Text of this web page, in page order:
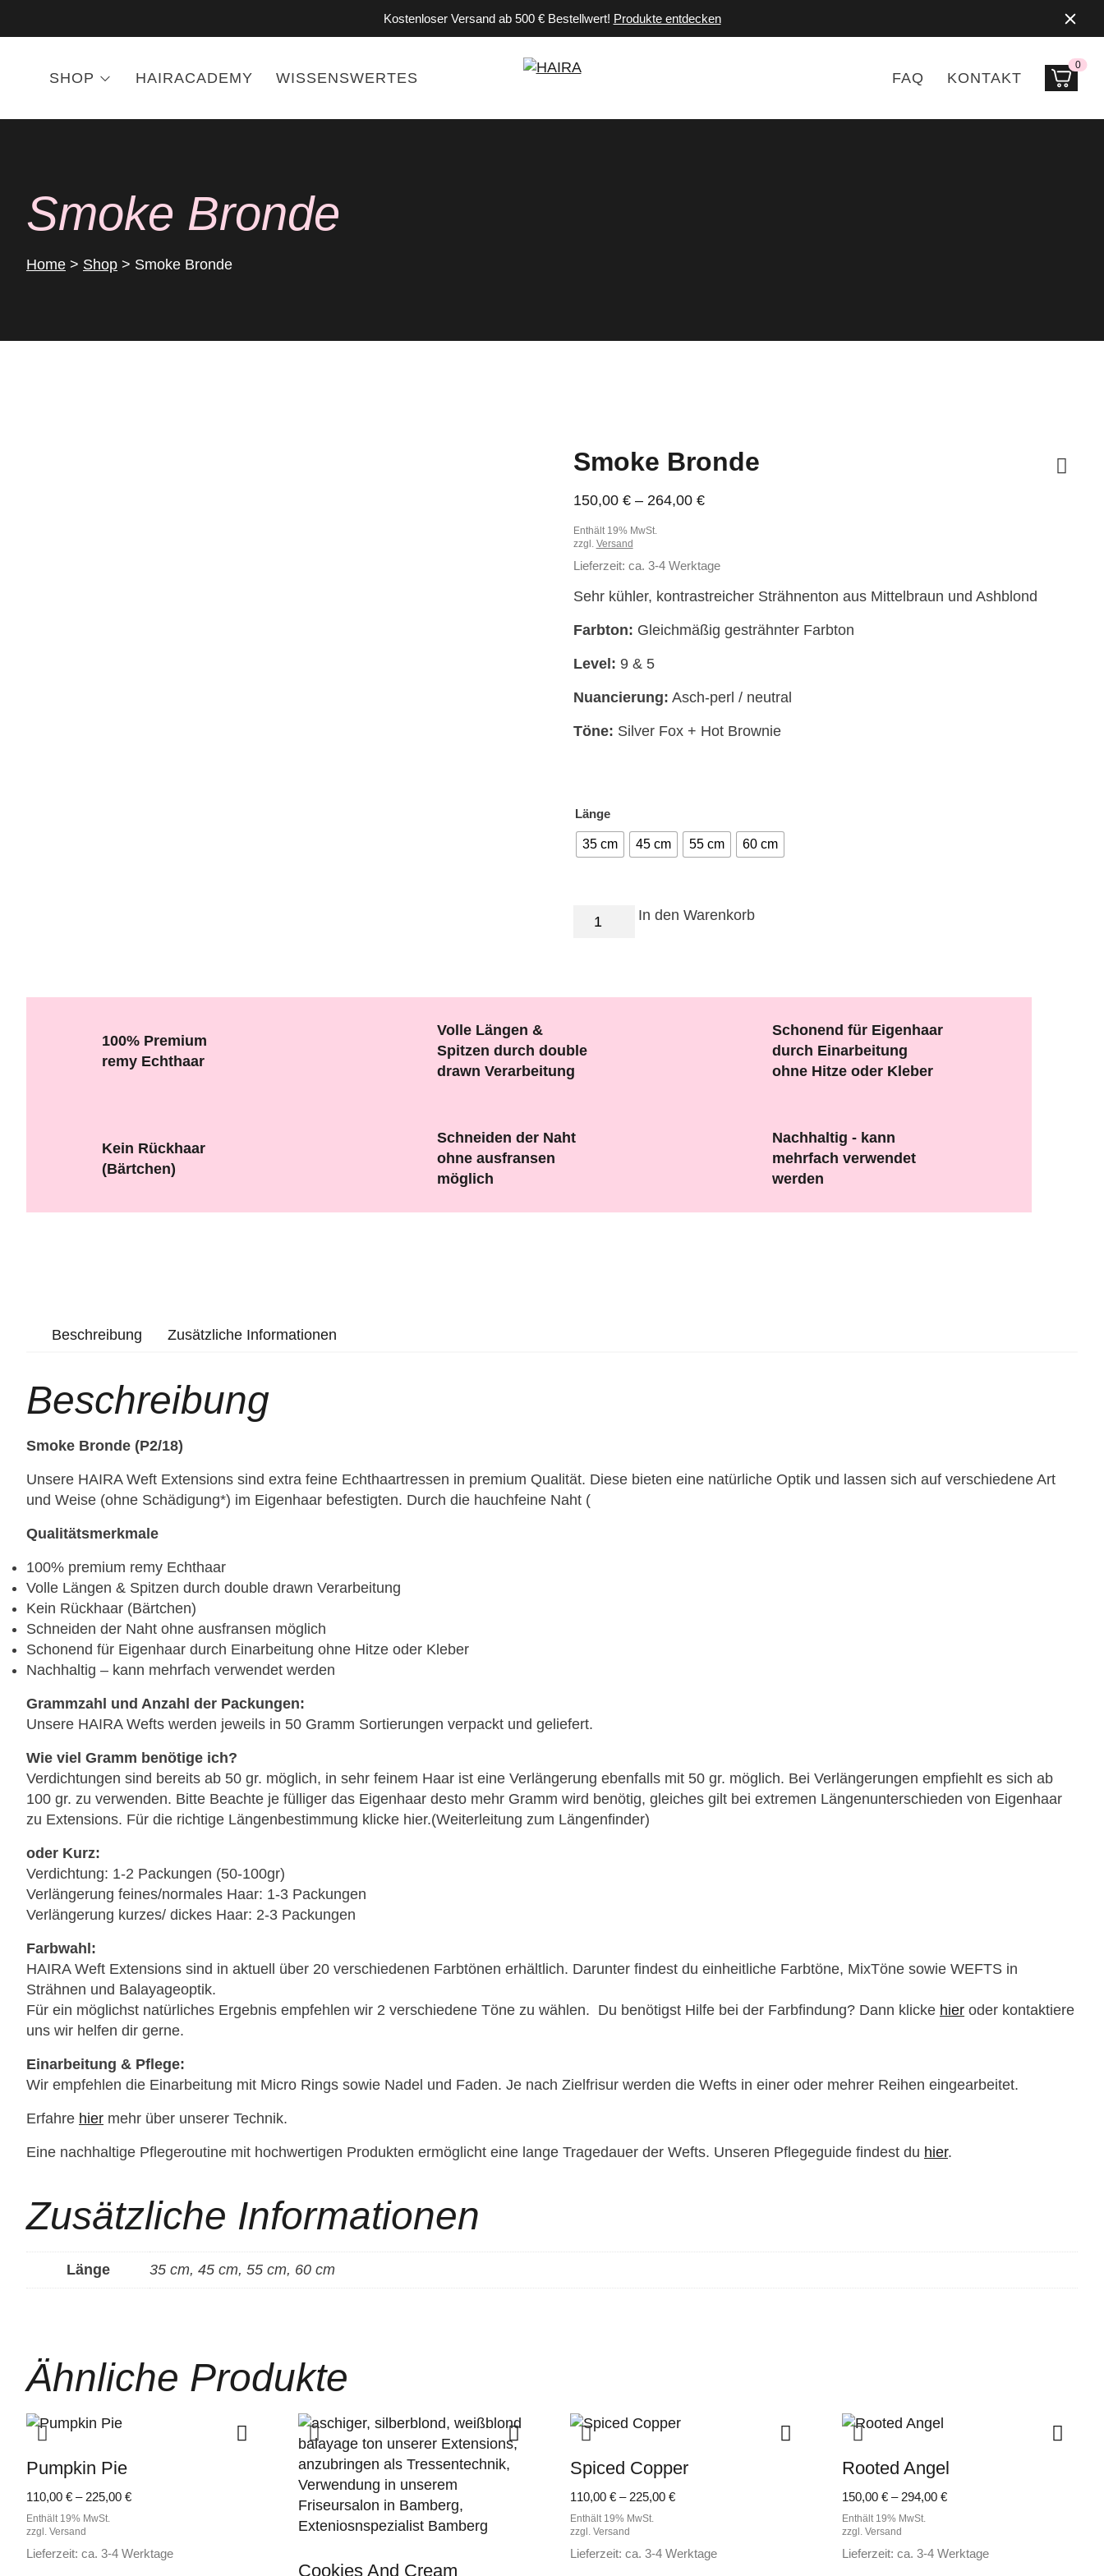
Kostenloser Versand ab 500 € Bestellwert! Produkte entdecken
SHOP HAIRACADEMY WISSENSWERTES FAQ KONTAKT
0
Smoke Bronde
Home > Shop > Smoke Bronde
Smoke Bronde
150,00 € – 264,00 €Preisspanne:
264,00 €
Enthält 19% MwSt.
zzgl. Versand
Lieferzeit: ca. 3-4 Werktage
Sehr kühler, kontrastreicher Strähnenton aus Mittelbraun und Ashblond
Farbton: Gleichmäßig gesträhnter Farbton
Level: 9 & 5
Nuancierung: Asch-perl / neutral
Töne: Silver Fox + Hot Brownie
Länge
35 cm 45 cm 55 cm 60 cm
Bronde
In den Warenkorb
100% Premium
remy Echthaar
Volle Längen &
Spitzen durch double
drawn Verarbeitung
Schonend für Eigenhaar
durch Einarbeitung
ohne Hitze oder Kleber
Kein Rückhaar
(Bärtchen)
Schneiden der Naht
ohne ausfransen
möglich
Nachhaltig - kann
mehrfach verwendet
werden
Beschreibung Zusätzliche Informationen
Beschreibung
Smoke Bronde (P2/18)
Unsere HAIRA Weft Extensions sind extra feine Echthaartressen in premium Qualität. Diese bieten eine natürliche Optik und lassen sich auf verschiedene Art
und Weise (ohne Schädigung*) im Eigenhaar befestigten. Durch die hauchfeine Naht (
Qualitätsmerkmale
100% premium remy Echthaar
Volle Längen & Spitzen durch double drawn Verarbeitung
Kein Rückhaar (Bärtchen)
Schneiden der Naht ohne ausfransen möglich
Schonend für Eigenhaar durch Einarbeitung ohne Hitze oder Kleber
Nachhaltig – kann mehrfach verwendet werden
Grammzahl und Anzahl der Packungen:
Unsere HAIRA Wefts werden jeweils in 50 Gramm Sortierungen verpackt und geliefert.
Wie viel Gramm benötige ich?
Verdichtungen sind bereits ab 50 gr. möglich, in sehr feinem Haar ist eine Verlängerung ebenfalls mit 50 gr. möglich. Bei Verlängerungen empfiehlt es sich ab
100 gr. zu verwenden. Bitte Beachte je fülliger das Eigenhaar desto mehr Gramm wird benötig, gleiches gilt bei extremen Längenunterschieden von Eigenhaar
zu Extensions. Für die richtige Längenbestimmung klicke hier.(Weiterleitung zum Längenfinder)
oder Kurz:
Verdichtung: 1-2 Packungen (50-100gr)
Verlängerung feines/normales Haar: 1-3 Packungen
Verlängerung kurzes/ dickes Haar: 2-3 Packungen
Farbwahl:
HAIRA Weft Extensions sind in aktuell über 20 verschiedenen Farbtönen erhältlich. Darunter findest du einheitliche Farbtöne, MixTöne sowie WEFTS in
Strähnen und Balayageoptik.
Für ein möglichst natürliches Ergebnis empfehlen wir 2 verschiedene Töne zu wählen. Du benötigst Hilfe bei der Farbfindung? Dann klicke hier oder kontaktiere
uns wir helfen dir gerne.
Einarbeitung & Pflege:
Wir empfehlen die Einarbeitung mit Micro Rings sowie Nadel und Faden. Je nach Zielfrisur werden die Wefts in einer oder mehrer Reihen eingearbeitet.
Erfahre hier mehr über unserer Technik.
Eine nachhaltige Pflegeroutine mit hochwertigen Produkten ermöglicht eine lange Tragedauer der Wefts. Unseren Pflegeguide findest du hier.
Zusätzliche Informationen
Länge 35 cm, 45 cm, 55 cm, 60 cm
Ähnliche Produkte
Pumpkin Pie
110,00 € – 225,00 €Preisspanne:
225,00 €
Enthält 19% MwSt.
zzgl. Versand
Lieferzeit: ca. 3-4 Werktage
Cookies And Cream
Spiced Copper
110,00 € – 225,00 €Preisspanne:
225,00 €
Enthält 19% MwSt.
zzgl. Versand
Lieferzeit: ca. 3-4 Werktage
Rooted Angel
150,00 € – 294,00 €Preisspanne:
294,00 €
Enthält 19% MwSt.
zzgl. Versand
Lieferzeit: ca. 3-4 Werktage